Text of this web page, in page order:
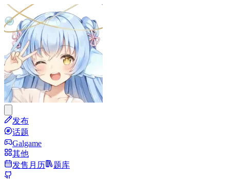
发布
话题
Galgame
其他
发售月历
题库